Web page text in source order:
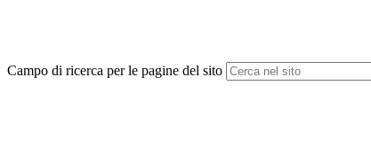
Campo di ricerca per le pagine del sito